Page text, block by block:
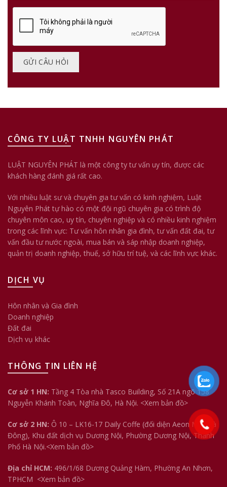
CÔNG TY LUẬT TNHH NGUYÊN PHÁT
LUẬT NGUYÊN PHÁT là một công ty tư vấn uy tín, được các
khách hàng đánh giá rất cao.
Với nhiều luật sư và chuyên gia tư vấn có kinh nghiệm, Luật
Nguyên Phát tự hào có một đội ngũ chuyên gia có trình độ
chuyên môn cao, uy tín, chuyên nghiệp và có nhiều kinh nghiệm
trong các lĩnh vực: Tư vấn hôn nhân gia đình, tư vấn đất đai, tư
vấn đầu tư nước ngoài, mua bán và sáp nhập doanh nghiệp,
quản trị doanh nghiệp, thuế, sở hữu trí tuệ, và các lĩnh vực khác.
DỊCH VỤ
Hôn nhân và Gia đình
Doanh nghiệp
Đất đai
Dịch vụ khác
THÔNG TIN LIÊN HỆ
Cơ sở 1 HN: Tầng 4 Tòa nhà Tasco Building, Số 21A ngõ 158
Nguyễn Khánh Toàn, Nghĩa Đô, Hà Nội. <Xem bản đồ>
Cơ sở 2 HN: Ô 10 – LK16-17 Daily Coffe (đối diện Aeon Mall Hà
Đông), Khu đất dịch vụ Dương Nội, Phường Dương Nội, Thành
Phố Hà Nội.<Xem bản đồ>
Địa chỉ HCM: 496/1/68 Dương Quảng Hàm, Phường An Nhơn,
TPHCM <Xem bản đồ>